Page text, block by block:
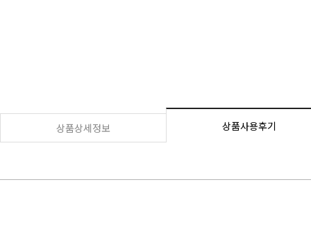
상품상세정보 상품사용후기